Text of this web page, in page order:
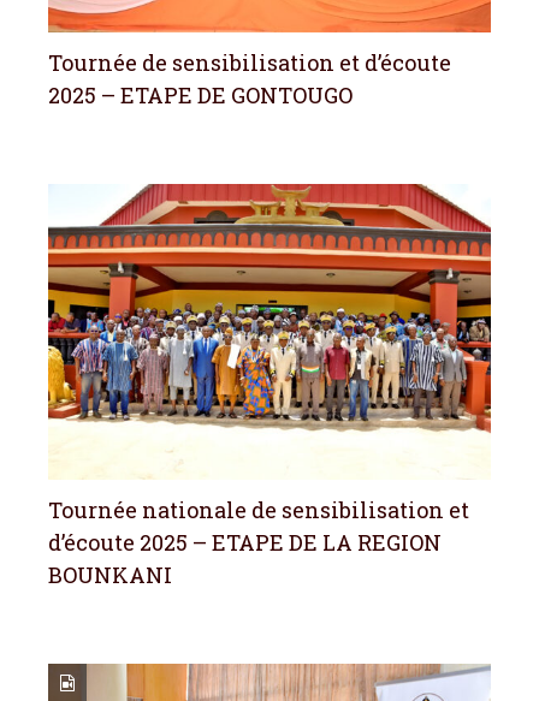
Tournée de sensibilisation et d’écoute
2025 – ETAPE DE GONTOUGO
Tournée nationale de sensibilisation et
d’écoute 2025 – ETAPE DE LA REGION
BOUNKANI